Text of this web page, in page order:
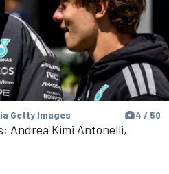
Getty Images 4 / 50
Andrea Kimi Antonelli,